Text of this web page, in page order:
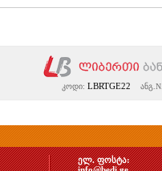
კოდი: LBRTGE22 ანგ.N.
ელ. ფოსტა: